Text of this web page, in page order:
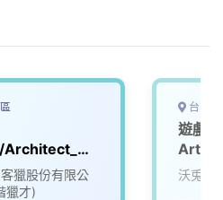
k
知
(3008596)
獵股份有限公
獵才)
台中
遊戲
Artsit
沃兎奈